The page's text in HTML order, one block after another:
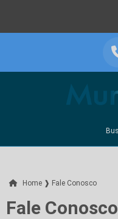
Home ❱ Fale Conosco
Fale Conosco